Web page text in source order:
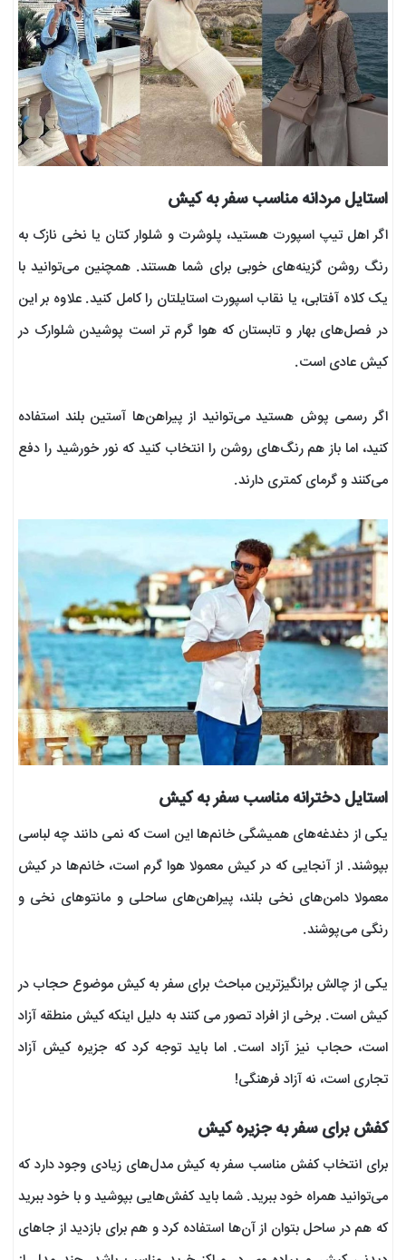
استایل مردانه مناسب سفر به کیش
اگر اهل تیپ اسپورت هستید، پلوشرت و شلوار کتان یا نخی نازک به
رنگ روشن گزینه‌های خوبی برای شما هستند. همچنین می‌توانید با
یک کلاه آفتابی، یا نقاب اسپورت استایلتان را کامل کنید. علاوه بر این
در فصل‌های بهار و تابستان که هوا گرم تر است پوشیدن شلوارک در
کیش عادی است.
اگر رسمی پوش هستید می‌توانید از پیراهن‌ها آستین بلند استفاده
کنید، اما باز هم رنگ‌های روشن را انتخاب کنید که نور خورشید را دفع
می‌کنند و گرمای کمتری دارند.
استایل دخترانه مناسب سفر به کیش
یکی از دغدغه‌های همیشگی خانم‌ها این است که نمی‌ دانند چه لباسی
بپوشند. از آنجایی که در کیش معمولا هوا گرم است، خانم‌ها در کیش
معمولا دامن‌های نخی بلند، پیراهن‌های ساحلی و مانتوهای نخی و
رنگی می‌پوشند.
یکی از چالش برانگیزترین مباحث برای سفر به کیش موضوع حجاب در
کیش است. برخی از افراد تصور می کنند به دلیل اینکه کیش منطقه آزاد
است، حجاب نیز آزاد است. اما باید توجه کرد که جزیره کیش آزاد
تجاری است، نه آزاد فرهنگی!
کفش برای سفر به جزیره کیش
برای انتخاب کفش مناسب سفر به کیش مدل‌های زیادی وجود دارد که
می‌توانید همراه خود ببرید. شما باید کفش‌هایی بپوشید و با خود ببرید
که هم در ساحل بتوان از آن‌ها استفاده کرد و هم برای بازدید از جاهای